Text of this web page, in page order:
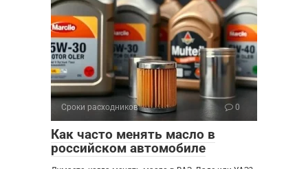
Сроки расходников 0
Как часто менять масло в
российском автомобиле